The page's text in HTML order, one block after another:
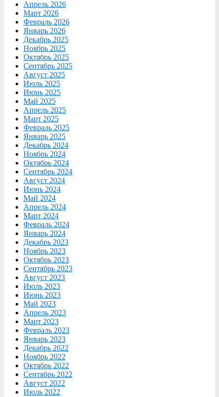
Апрель 2026
Март 2026
Февраль 2026
Январь 2026
Декабрь 2025
Ноябрь 2025
Октябрь 2025
Сентябрь 2025
Август 2025
Июль 2025
Июнь 2025
Май 2025
Апрель 2025
Март 2025
Февраль 2025
Январь 2025
Декабрь 2024
Ноябрь 2024
Октябрь 2024
Сентябрь 2024
Август 2024
Июнь 2024
Май 2024
Апрель 2024
Март 2024
Февраль 2024
Январь 2024
Декабрь 2023
Ноябрь 2023
Октябрь 2023
Сентябрь 2023
Август 2023
Июль 2023
Июнь 2023
Май 2023
Апрель 2023
Март 2023
Февраль 2023
Январь 2023
Декабрь 2022
Ноябрь 2022
Октябрь 2022
Сентябрь 2022
Август 2022
Июль 2022